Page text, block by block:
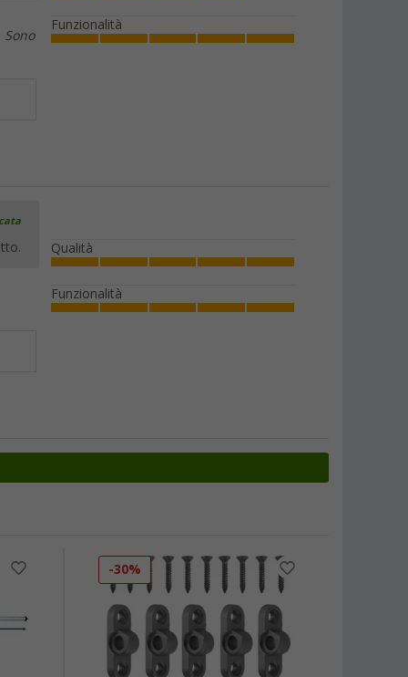
Funzionalità
Qualità
Funzionalità
-30%